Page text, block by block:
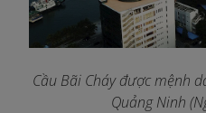
Cầu Bãi Cháy được mệnh
Quảng Ninh